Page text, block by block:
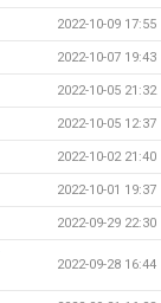
2022-10-09 17:55
2022-10-07 19:43
2022-10-05 21:32
2022-10-05 12:37
2022-10-02 21:40
2022-10-01 19:37
2022-09-29 22:30
2022-09-28 16:44